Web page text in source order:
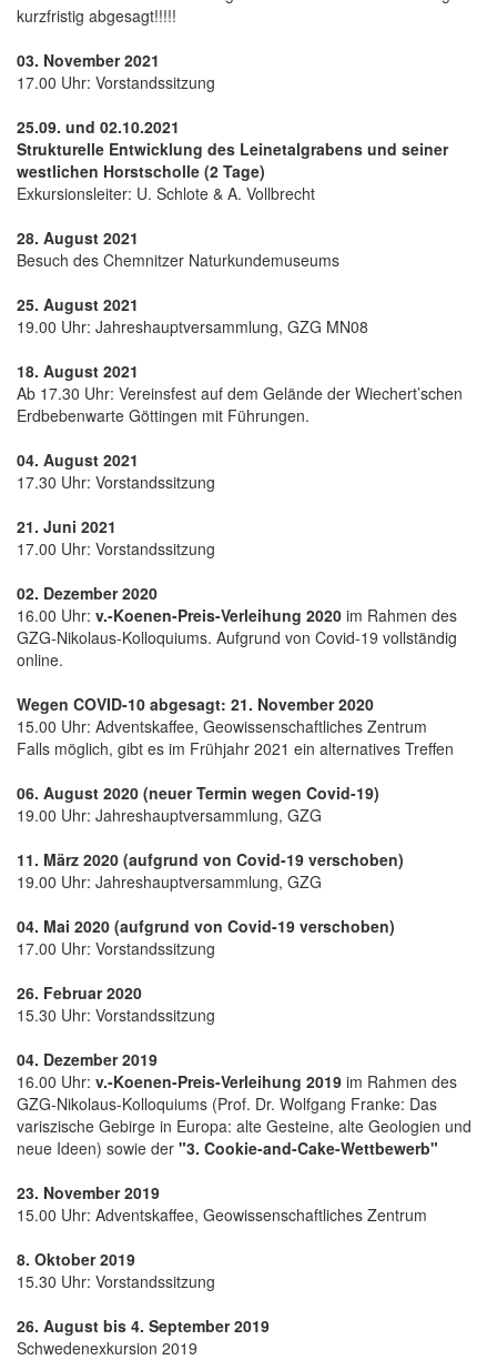
kurzfristig abgesagt!!!!!
03. November 2021
17.00 Uhr: Vorstandssitzung
25.09. und 02.10.2021
Strukturelle Entwicklung des Leinetalgrabens und seiner
westlichen Horstscholle (2 Tage)
Exkursionsleiter: U. Schlote & A. Vollbrecht
28. August 2021
Besuch des Chemnitzer Naturkundemuseums
25. August 2021
19.00 Uhr: Jahreshauptversammlung, GZG MN08
18. August 2021
Ab 17.30 Uhr: Vereinsfest auf dem Gelände der Wiechert’schen
Erdbebenwarte Göttingen mit Führungen.
04. August 2021
17.30 Uhr: Vorstandssitzung
21. Juni 2021
17.00 Uhr: Vorstandssitzung
02. Dezember 2020
16.00 Uhr: v.-Koenen-Preis-Verleihung 2020 im Rahmen des
GZG-Nikolaus-Kolloquiums. Aufgrund von Covid-19 vollständig
online.
Wegen COVID-10 abgesagt: 21. November 2020
15.00 Uhr: Adventskaffee, Geowissenschaftliches Zentrum
Falls möglich, gibt es im Frühjahr 2021 ein alternatives Treffen
06. August 2020 (neuer Termin wegen Covid-19)
19.00 Uhr: Jahreshauptversammlung, GZG
11. März 2020 (aufgrund von Covid-19 verschoben)
19.00 Uhr: Jahreshauptversammlung, GZG
04. Mai 2020 (aufgrund von Covid-19 verschoben)
17.00 Uhr: Vorstandssitzung
26. Februar 2020
15.30 Uhr: Vorstandssitzung
04. Dezember 2019
16.00 Uhr: v.-Koenen-Preis-Verleihung 2019 im Rahmen des
GZG-Nikolaus-Kolloquiums (Prof. Dr. Wolfgang Franke: Das
variszische Gebirge in Europa: alte Gesteine, alte Geologien und
neue Ideen) sowie der "3. Cookie-and-Cake-Wettbewerb"
23. November 2019
15.00 Uhr: Adventskaffee, Geowissenschaftliches Zentrum
8. Oktober 2019
15.30 Uhr: Vorstandssitzung
26. August bis 4. September 2019
Schwedenexkursion 2019